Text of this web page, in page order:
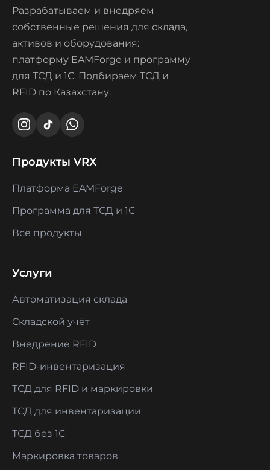
Разрабатываем и внедряем
собственные решения для склада,
активов и оборудования:
платформу EAMForge и программу
для ТСД и 1С. Подбираем ТСД и
RFID по Казахстану.
Продукты VRX
Платформа EAMForge
Программа для ТСД и 1С
Все продукты
Услуги
Автоматизация склада
Складской учёт
Внедрение RFID
RFID-инвентаризация
ТСД для RFID и маркировки
ТСД для инвентаризации
ТСД без 1С
Маркировка товаров